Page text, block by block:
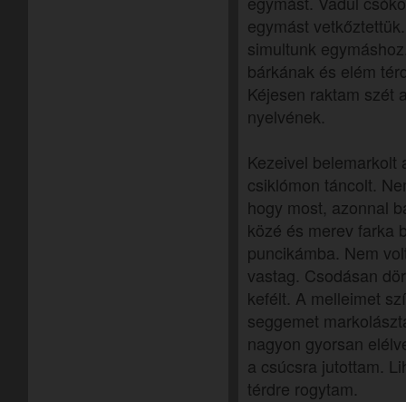
egymást
simultunk
bárkának és elém
Kéjesen raktam szét
nyelvének.
Kezeivel
csiklómon táncolt.
hogy most, azonnal
közé és merev farka
puncikámba. Nem
vastag. Csodásan
kefélt. A melleimet
seggemet
nagyon gyorsan
a csúcsra jutottam.
térdre rogytam.